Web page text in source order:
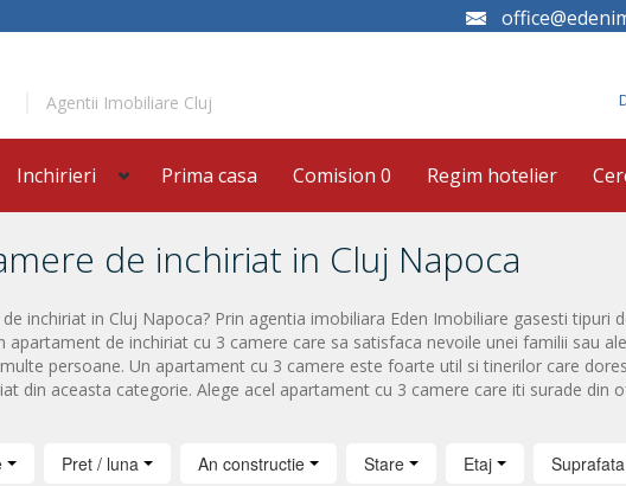
Agentii Imobiliare Cluj
Inchirieri Prima casa Comision 0 Regim hotelier
de inchiriat in Cluj Napoca
inchiriat in Cluj Napoca? Prin agentia imobiliara Eden Imobiliare gasesti
apartament de inchiriat cu 3 camere care sa satisfaca nevoile unei familii sau
persoane. Un apartament cu 3 camere este foarte util si tinerilor care
din aceasta categorie. Alege acel apartament cu 3 camere care iti surade din
Pret / luna An constructie Stare Etaj